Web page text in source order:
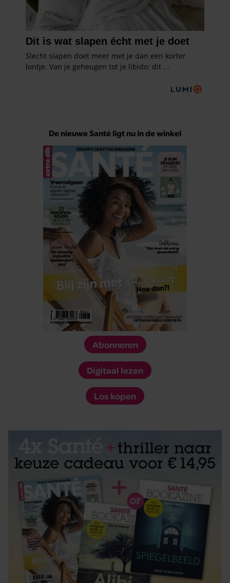
De nieuwe Santé ligt nu in de winkel
Abonneren
Digitaal lezen
Los kopen